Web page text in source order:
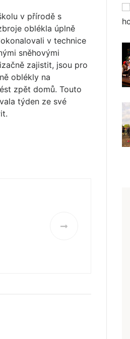
v přírodě s
oblékla úplně
v technice
sněhovými
zajistit, jsou pro
oblékly na
zpět domů. Touto
týden ze své